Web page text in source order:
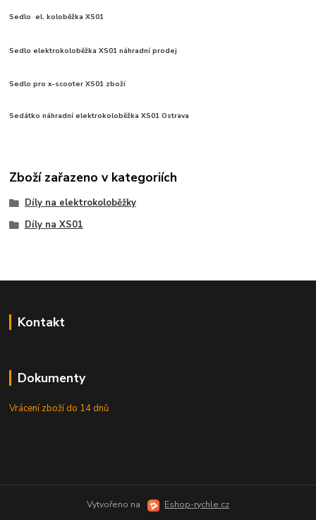
Sedlo el. koloběžka XS01
Sedlo elektrokoloběžka XS01 náhradní prodej
Sedlo pro x-scooter XS01 zboží
Sedátko náhradní elektrokoloběžka XS01 Ostrava
Zboží zařazeno v kategoriích
Díly na elektrokoloběžky
Díly na XS01
Kontakt
Dokumenty
Vrácení zboží do 14 dnů
Vytvořeno na Eshop-rychle.cz